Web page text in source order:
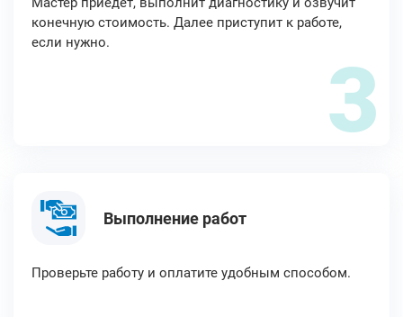
конечную стоимость. Далее приступит к работе,
если нужно.
3
Выполнение работ
Проверьте работу и оплатите удобным способом.